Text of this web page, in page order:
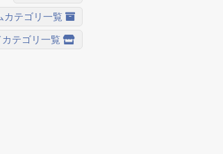
カテゴリ一覧
カテゴリ一覧